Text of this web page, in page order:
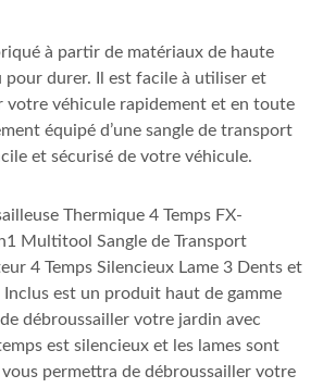
à partir de matériaux de haute
pour durer. Il est facile à utiliser et
votre véhicule rapidement et en toute
équipé d’une sangle de transport
et sécurisé de votre véhicule.
Thermique 4 Temps FX-
Multitool Sangle de Transport
4 Temps Silencieux Lame 3 Dents et
Inclus est un produit haut de gamme
débroussailler votre jardin avec
est silencieux et les lames sont
permettra de débroussailler votre